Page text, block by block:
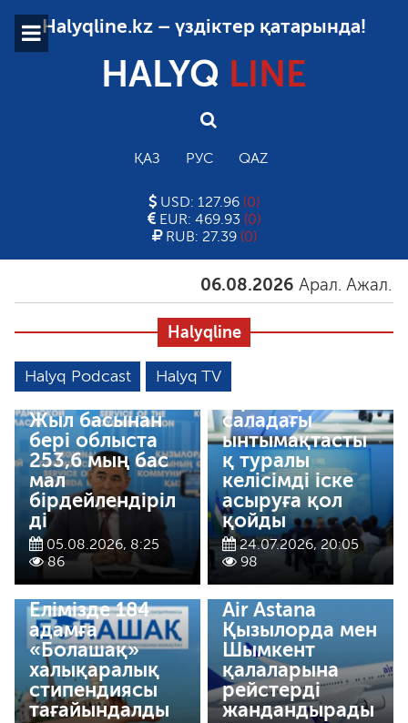
Halyqline.kz – үздіктер қатарында!
HALYQ LINE
ҚАЗ РУС QAZ
USD: 127.96 (0)
EUR: 469.93 (0)
RUB: 27.39 (0)
06.08.2026 Арал. Ажал.
Halyqline
Halyq Podcast Halyq TV
Жыл басынан
бері облыста
253,6 мың бас
мал
бірдейлендіріл
ді
05.08.2026, 8:25
86
Бірқатар
саладағы
ынтымақтасты
қ туралы
келісімді іске
асыруға қол
қойды
24.07.2026, 20:05
98
Елімізде 184
адамға
«Болашақ»
халықаралық
стипендиясы
тағайындалды
Air Astana
Қызылорда мен
Шымкент
қалаларына
рейстерді
жандандырады